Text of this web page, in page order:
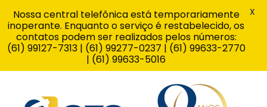
Nossa central telefônica está temporariamente
inoperante. Enquanto o serviço é restabelecido, os
contatos podem ser realizados pelos números:
(61) 99127-7313 | (61) 99277-0237 | (61) 99633-2770
| (61) 99633-5016
X